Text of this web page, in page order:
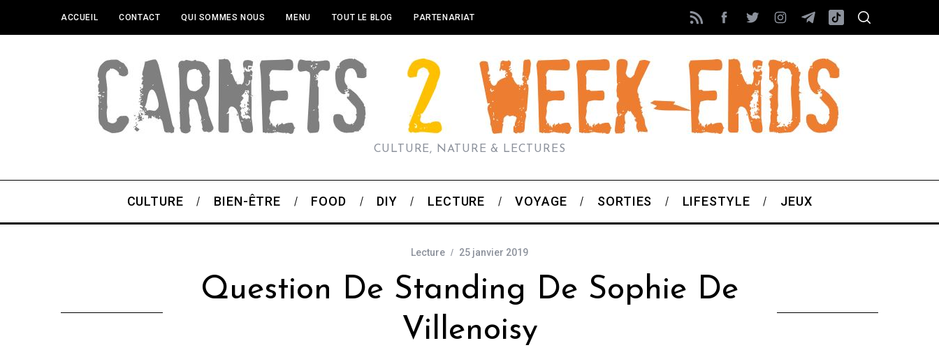
ACCUEIL CONTACT QUI SOMMES NOUS MENU TOUT LE BLOG PARTENARIAT
CULTURE, NATURE & LECTURES
CULTURE BIEN-ÊTRE FOOD DIY LECTURE VOYAGE SORTIES LIFESTYLE JEUX
Lecture 25 janvier 2019
Question De Standing De Sophie De
Villenoisy